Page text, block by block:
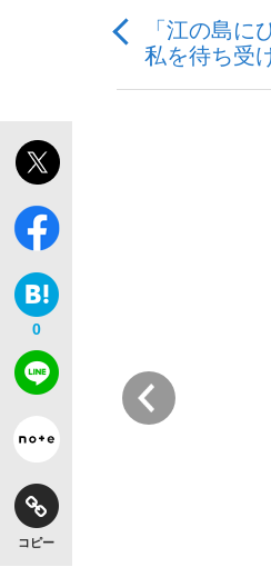
「目標達
「江の島
私を待ち受
0
コピー